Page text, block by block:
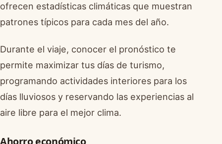
ofrecen estadísticas climáticas que muestran
patrones típicos para cada mes del año.
Durante el viaje, conocer el pronóstico te
permite maximizar tus días de turismo,
programando actividades interiores para los
días lluviosos y reservando las experiencias al
aire libre para el mejor clima.
Ahorro económico